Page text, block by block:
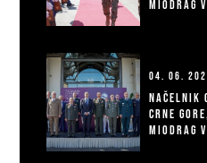
Miodrag
Vladom,
04. 06.
Načelnik
Crne
Miodrag